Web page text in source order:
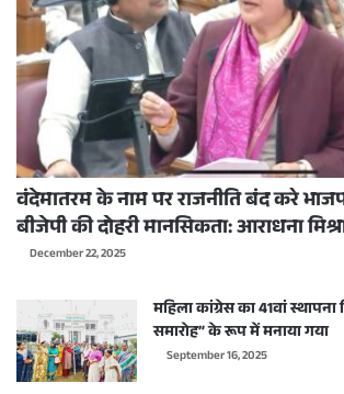
वंदेमातरम के नाम पर राजनीति बंद करे
बीजेपी की दोहरी मानसिकता: आराधना
December 22, 2025
महिला कांग्रेस का 41वां स्थापना
समारोह” के रूप में मनाया गया
September 16, 2025